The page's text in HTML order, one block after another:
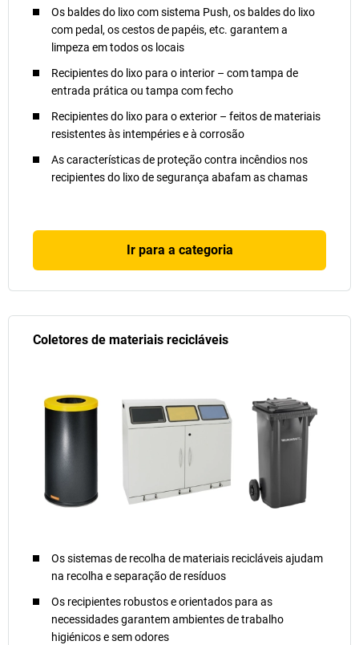
Os baldes do lixo com sistema Push, os baldes do lixo
com pedal, os cestos de papéis, etc. garantem a
limpeza em todos os locais
Recipientes do lixo para o interior – com tampa de
entrada prática ou tampa com fecho
Recipientes do lixo para o exterior – feitos de materiais
resistentes às intempéries e à corrosão
As características de proteção contra incêndios nos
recipientes do lixo de segurança abafam as chamas
Ir para a categoria
Coletores de materiais recicláveis
Os sistemas de recolha de materiais recicláveis ajudam
na recolha e separação de resíduos
Os recipientes robustos e orientados para as
necessidades garantem ambientes de trabalho
higiénicos e sem odores